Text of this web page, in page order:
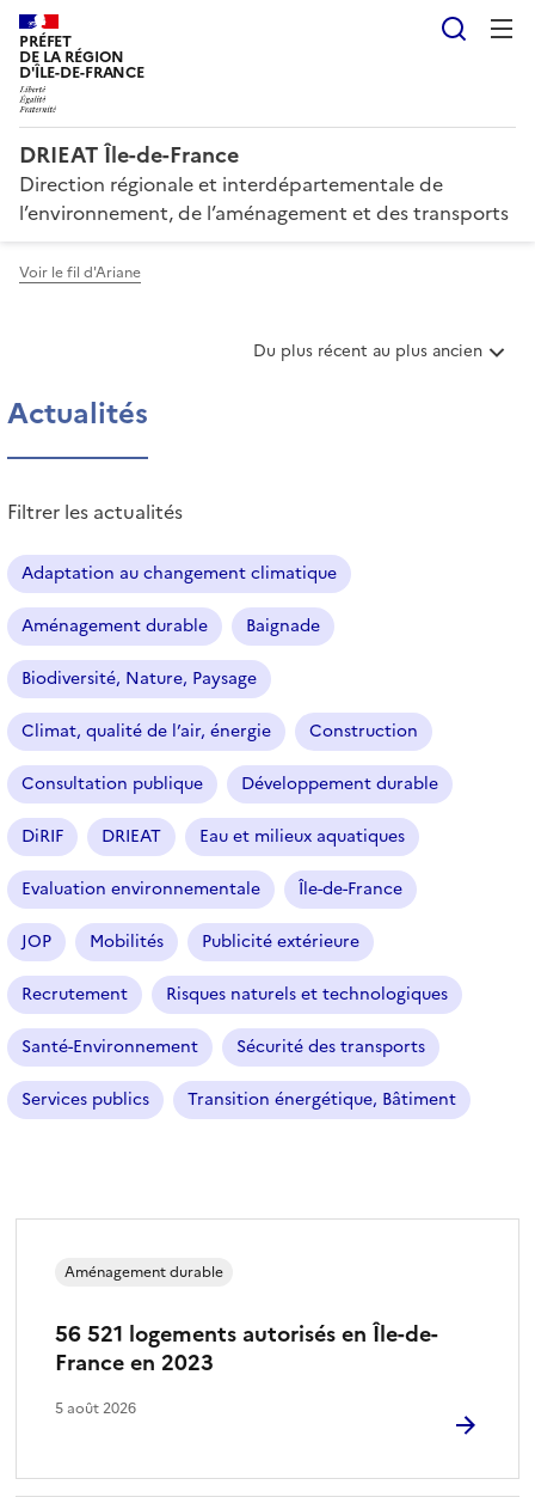
PRÉFET
DE LA RÉGION
D'ÎLE-DE-FRANCE
DRIEAT Île-de-France
Direction régionale et interdépartementale de
l’environnement, de l’aménagement et des transports
Voir le fil d'Ariane
T
t
i
c
l
e
s
Du plus récent au plus ancien
Actualités
Filtrer les actualités
Adaptation au changement climatique
Aménagement durable Baignade
Biodiversité, Nature, Paysage
Climat, qualité de l’air, énergie Construction
Consultation publique Développement durable
DiRIF DRIEAT Eau et milieux aquatiques
Evaluation environnementale Île-de-France
JOP Mobilités Publicité extérieure
Recrutement Risques naturels et technologiques
Santé-Environnement Sécurité des transports
Services publics Transition énergétique, Bâtiment
56 521 logements autorisés en Île-de-
France en 2023
Aménagement durable
5 août 2026